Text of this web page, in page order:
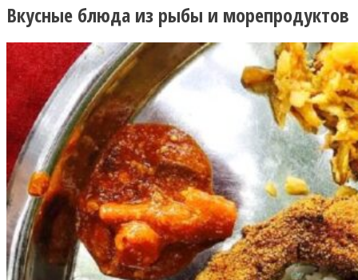
Вкусные блюда из рыбы и морепродуктов